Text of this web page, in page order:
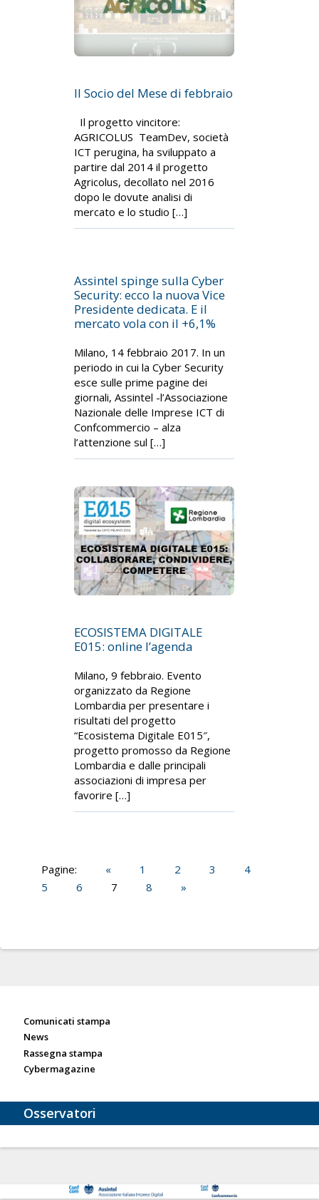
Il Socio del Mese di febbraio
Il progetto vincitore:
AGRICOLUS TeamDev, società
ICT perugina, ha sviluppato a
partire dal 2014 il progetto
Agricolus, decollato nel 2016
dopo le dovute analisi di
mercato e lo studio […]
Assintel spinge sulla Cyber
Security: ecco la nuova Vice
Presidente dedicata. E il
mercato vola con il +6,1%
Milano, 14 febbraio 2017. In un
periodo in cui la Cyber Security
esce sulle prime pagine dei
giornali, Assintel -l’Associazione
Nazionale delle Imprese ICT di
Confcommercio – alza
l’attenzione sul […]
ECOSISTEMA DIGITALE
E015: online l’agenda
Milano, 9 febbraio. Evento
organizzato da Regione
Lombardia per presentare i
risultati del progetto
“Ecosistema Digitale E015″,
progetto promosso da Regione
Lombardia e dalle principali
associazioni di impresa per
favorire […]
Pagine: « 1 2 3
4
5
6 7 8 »
Comunicati stampa
News
Rassegna stampa
Cybermagazine
Osservatori